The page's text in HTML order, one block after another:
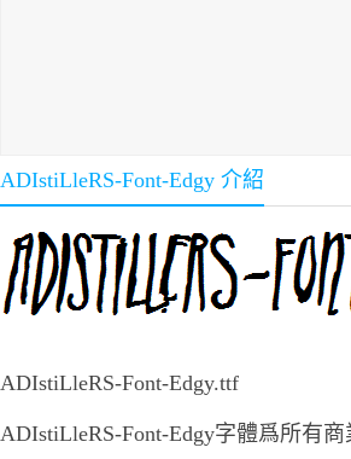
ADIstiLleRS-Font-Edgy 介紹
ADIstiLleRS-Font-Edgy.ttf
ADIstiLleRS-Font-Edgy字體爲所有